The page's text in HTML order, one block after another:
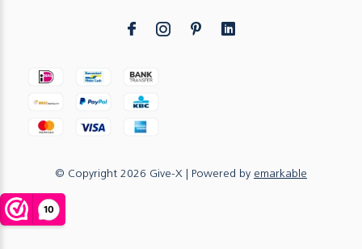
© Copyright 2026 Give-X | Powered by emarkable